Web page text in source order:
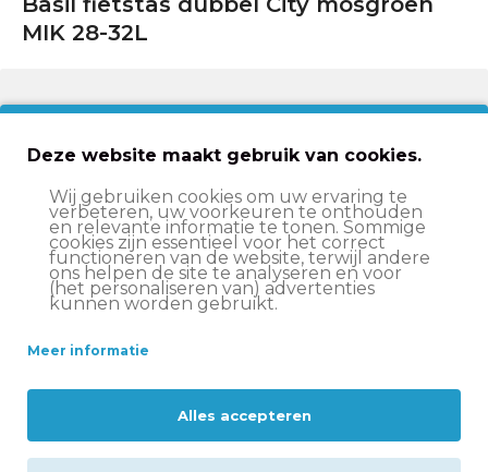
MIK 28-32L
€75,99
€104,99
Op werkdagen voor 15:00 besteld, volgende werkdag
in huis
Altijdscherp geprijsd
Beschrijving
Deze website maakt gebruik van cookies.
Wij gebruiken cookies om uw ervaring te
verbeteren, uw voorkeuren te onthouden
en relevante informatie te tonen. Sommige
cookies zijn essentieel voor het correct
functioneren van de website, terwijl andere
ons helpen de site te analyseren en voor
(het personaliseren van) advertenties
kunnen worden gebruikt.
Meer informatie
Alles accepteren